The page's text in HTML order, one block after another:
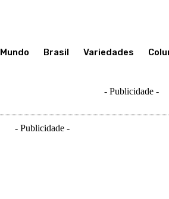
Mundo Brasil Variedades
- Publicidade -
- Publicidade -